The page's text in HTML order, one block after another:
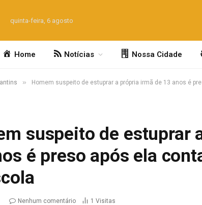
quinta-feira, 6 agosto
Home Notícias Nossa Cidade
» Homem suspeito de estuprar a própria irmã de 13 anos é
suspeito de estuprar
é preso após ela
Nenhum comentário 1 Visitas